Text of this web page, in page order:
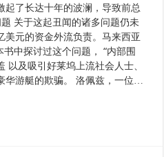
起了长达十年的波澜，导致前总
关于这起丑闻的诸多问题仍未
美元的资金外流负责。马来西亚
中探讨过这个问题， “内部围
以及吸引好莱坞上流社会人士、
华游艇的欺骗。 洛佩兹，一位…